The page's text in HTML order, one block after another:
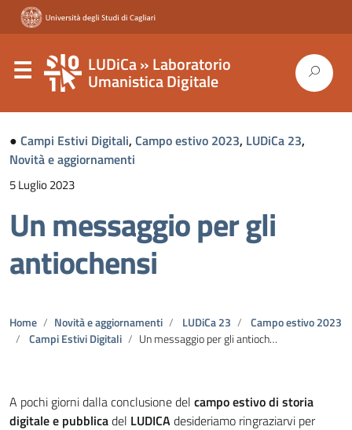
LUDiCa » Laboratorio
Umanistica Digitale
● Campi Estivi Digitali, Campo estivo 2023, LUDiCa 23,
Novità e aggiornamenti
5 Luglio 2023
Un messaggio per gli
antiochensi
Home Novità e aggiornamenti LUDiCa 23
Campo estivo 2023
Campi Estivi Digitali
Un messaggio per gli antiochensi
A pochi giorni dalla conclusione del campo estivo di storia
digitale e pubblicadel LUDICAdesideriamo ringraziarvi per